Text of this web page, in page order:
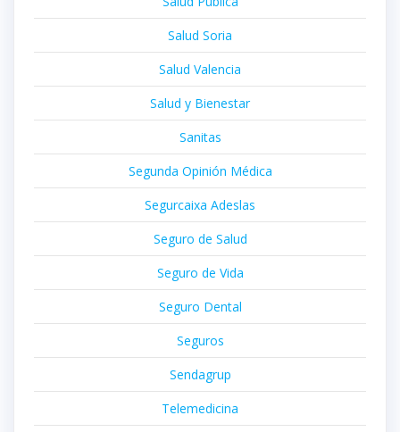
Salud Soria
Salud Valencia
Salud y Bienestar
Sanitas
Segunda Opinión Médica
Segurcaixa Adeslas
Seguro de Salud
Seguro de Vida
Seguro Dental
Seguros
Sendagrup
Telemedicina